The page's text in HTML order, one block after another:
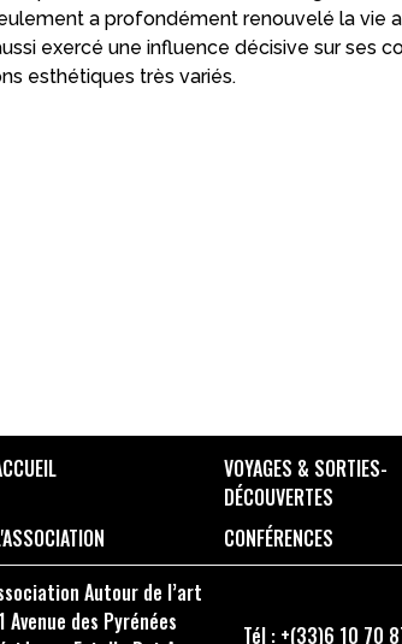
a profondément renouvelé la vie
exercé une influence décisive sur ses
esthétiques très variés.
VOYAGES & SORTIES-
DÉCOUVERTES
CONFÉRENCES
Autour de l’art
Avenue des Pyrénées
Tél : +(33)6 10 70